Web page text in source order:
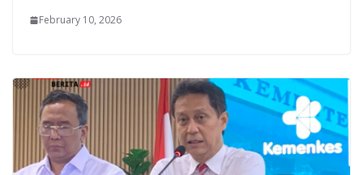
February 10, 2026